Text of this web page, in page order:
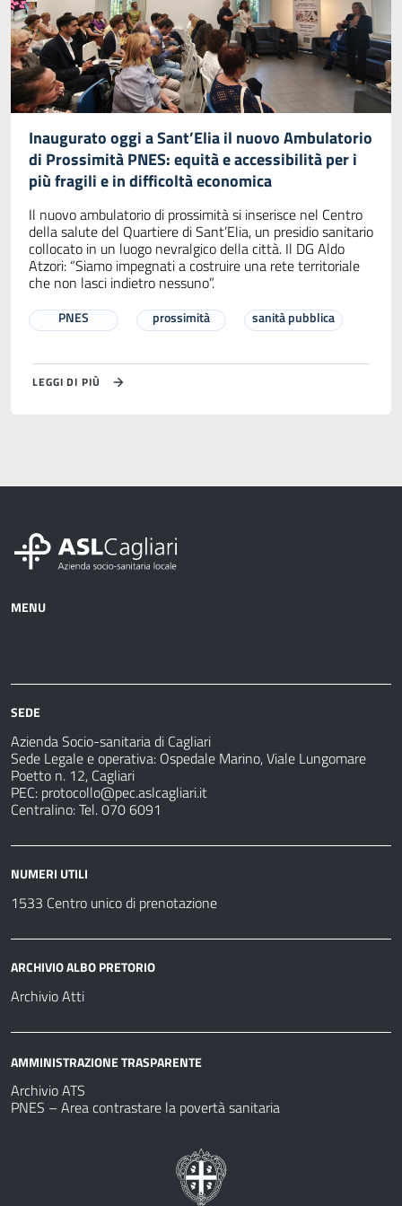
Inaugurato oggi a Sant’Elia il nuovo Ambulatorio
di Prossimità PNES: equità e accessibilità per i
più fragili e in difficoltà economica
Il nuovo ambulatorio di prossimità si inserisce nel Centro
della salute del Quartiere di Sant’Elia, un presidio sanitario
collocato in un luogo nevralgico della città. Il DG Aldo
Atzori: “Siamo impegnati a costruire una rete territoriale
che non lasci indietro nessuno”.
PNES prossimità sanità pubblica
LEGGI DI PIÙ
MENU
sanitarie
fare
SEDE
Azienda Socio-sanitaria di Cagliari
Sede Legale e operativa: Ospedale Marino, Viale Lungomare
Poetto n. 12, Cagliari
PEC: protocollo@pec.aslcagliari.it
Centralino: Tel. 070 6091
NUMERI UTILI
1533 Centro unico di prenotazione
ARCHIVIO ALBO PRETORIO
Archivio Atti
AMMINISTRAZIONE TRASPARENTE
Archivio ATS
PNES – Area contrastare la povertà sanitaria